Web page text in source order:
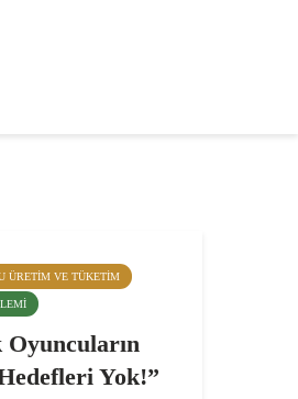
ÜRETIM VE TÜKETIM
Oyuncuların
Yok!”